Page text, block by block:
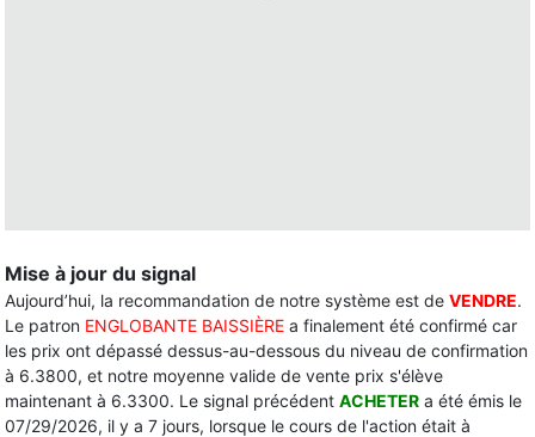
Mise à jour du signal
Aujourd’hui, la recommandation de notre système est de VENDRE.
Le patron ENGLOBANTE BAISSIÈRE a finalement été confirmé car
les prix ont dépassé dessus-au-dessous du niveau de confirmation
à 6.3800, et notre moyenne valide de vente prix s'élève
maintenant à 6.3300. Le signal précédent ACHETER a été émis le
07/29/2026, il y a 7 jours, lorsque le cours de l'action était à